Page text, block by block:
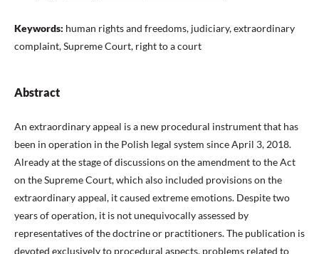
Keywords: human rights and freedoms, judiciary, extraordinary
complaint, Supreme Court, right to a court
Abstract
An extraordinary appeal is a new procedural instrument that has
been in operation in the Polish legal system since April 3, 2018.
Already at the stage of discussions on the amendment to the Act
on the Supreme Court, which also included provisions on the
extraordinary appeal, it caused extreme emotions. Despite two
years of operation, it is not unequivocally assessed by
representatives of the doctrine or practitioners. The publication is
devoted exclusively to procedural aspects, problems related to